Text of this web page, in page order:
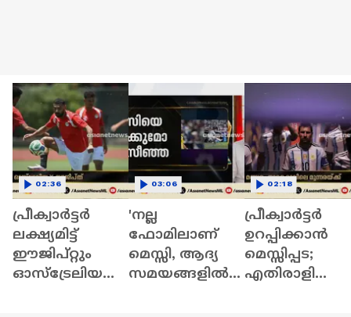
പ്രീക്വാർട്ടർ
ലക്ഷ്യമിട്ട്
ഈജിപ്റ്റും
ഓസ്ട്രേലിയ
02:36
'നല്ല
ഫോമിലാണ്
മെസ്സി, ആദ്യ
സമയങ്ങളിൽ
03:06
പ്രീക്വാർട്ടർ
ഉറപ്പിക്കാൻ
മെസ്സിപ്പട;
എതിരാളി
02:18